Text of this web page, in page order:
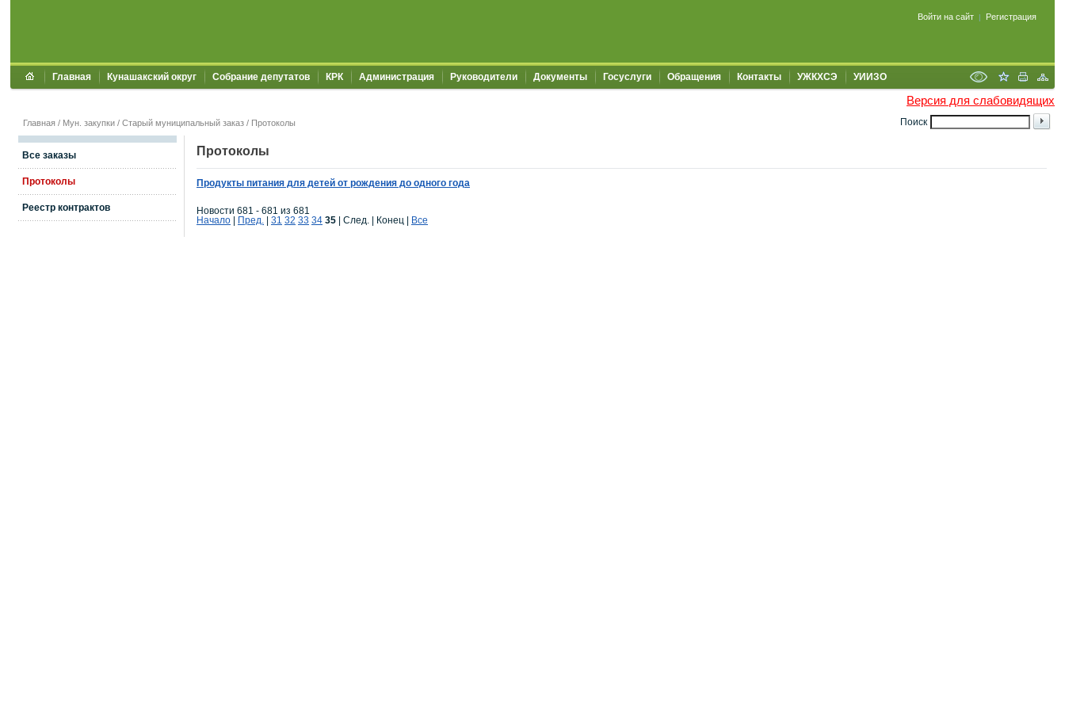
Войти на сайт | Регистрация
Главная Кунашакский округ Собрание депутатов КРК Администрация Руководители Документы Госуслуги Обращения Контакты УЖКХСЭ УИИЗО
Версия для слабовидящих
Поиск
Главная / Мун. закупки / Старый муниципальный заказ / Протоколы
Все заказы
Протоколы
Реестр контрактов
Протоколы
Продукты питания для детей от рождения до одного года
Новости 681 - 681 из 681
Начало
Пред. 31 32 33 34 35 | След. | Конец Все